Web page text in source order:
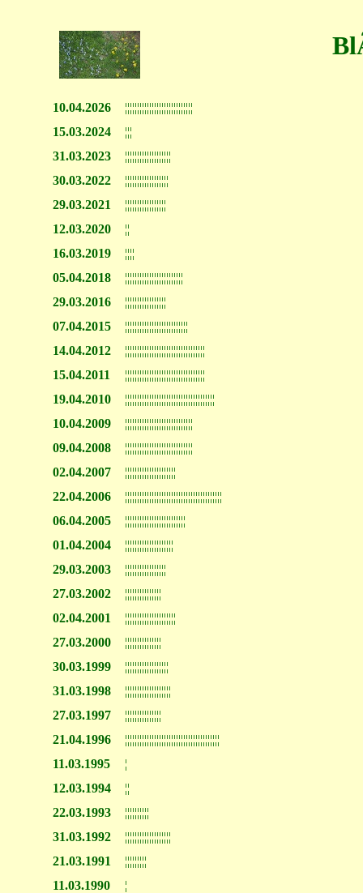
10.04.2026
¦¦¦¦¦¦¦¦¦¦¦¦¦¦¦¦¦¦¦¦¦¦¦¦¦¦¦¦
15.03.2024
¦¦¦
31.03.2023
¦¦¦¦¦¦¦¦¦¦¦¦¦¦¦¦¦¦¦
30.03.2022
¦¦¦¦¦¦¦¦¦¦¦¦¦¦¦¦¦¦
29.03.2021
¦¦¦¦¦¦¦¦¦¦¦¦¦¦¦¦¦
12.03.2020
¦¦
16.03.2019
¦¦¦¦
05.04.2018
¦¦¦¦¦¦¦¦¦¦¦¦¦¦¦¦¦¦¦¦¦¦¦¦
29.03.2016
¦¦¦¦¦¦¦¦¦¦¦¦¦¦¦¦¦
07.04.2015
¦¦¦¦¦¦¦¦¦¦¦¦¦¦¦¦¦¦¦¦¦¦¦¦¦¦
14.04.2012
¦¦¦¦¦¦¦¦¦¦¦¦¦¦¦¦¦¦¦¦¦¦¦¦¦¦¦¦¦¦¦¦¦
15.04.2011
¦¦¦¦¦¦¦¦¦¦¦¦¦¦¦¦¦¦¦¦¦¦¦¦¦¦¦¦¦¦¦¦¦
19.04.2010
¦¦¦¦¦¦¦¦¦¦¦¦¦¦¦¦¦¦¦¦¦¦¦¦¦¦¦¦¦¦¦¦¦¦¦¦¦
10.04.2009
¦¦¦¦¦¦¦¦¦¦¦¦¦¦¦¦¦¦¦¦¦¦¦¦¦¦¦¦
09.04.2008
¦¦¦¦¦¦¦¦¦¦¦¦¦¦¦¦¦¦¦¦¦¦¦¦¦¦¦¦
02.04.2007
¦¦¦¦¦¦¦¦¦¦¦¦¦¦¦¦¦¦¦¦¦
22.04.2006
¦¦¦¦¦¦¦¦¦¦¦¦¦¦¦¦¦¦¦¦¦¦¦¦¦¦¦¦¦¦¦¦¦¦¦¦¦¦¦¦
06.04.2005
¦¦¦¦¦¦¦¦¦¦¦¦¦¦¦¦¦¦¦¦¦¦¦¦¦
01.04.2004
¦¦¦¦¦¦¦¦¦¦¦¦¦¦¦¦¦¦¦¦
29.03.2003
¦¦¦¦¦¦¦¦¦¦¦¦¦¦¦¦¦
27.03.2002
¦¦¦¦¦¦¦¦¦¦¦¦¦¦¦
02.04.2001
¦¦¦¦¦¦¦¦¦¦¦¦¦¦¦¦¦¦¦¦¦
27.03.2000
¦¦¦¦¦¦¦¦¦¦¦¦¦¦¦
30.03.1999
¦¦¦¦¦¦¦¦¦¦¦¦¦¦¦¦¦¦
31.03.1998
¦¦¦¦¦¦¦¦¦¦¦¦¦¦¦¦¦¦¦
27.03.1997
¦¦¦¦¦¦¦¦¦¦¦¦¦¦¦
21.04.1996
¦¦¦¦¦¦¦¦¦¦¦¦¦¦¦¦¦¦¦¦¦¦¦¦¦¦¦¦¦¦¦¦¦¦¦¦¦¦¦
11.03.1995
¦
12.03.1994
¦¦
22.03.1993
¦¦¦¦¦¦¦¦¦¦
31.03.1992
¦¦¦¦¦¦¦¦¦¦¦¦¦¦¦¦¦¦¦
21.03.1991
¦¦¦¦¦¦¦¦¦
11.03.1990
¦